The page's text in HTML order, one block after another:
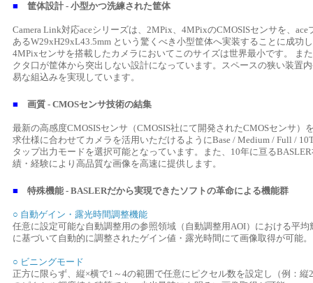
■ 筐体設計 - 小型かつ洗練された筐体
Camera Link対応aceシリーズは、2MPix、4MPixのCMOSISセンサを、ace
あるW29xH29xL43.5mm という驚くべき小型筐体へ実装することに成功
4MPixセンサを搭載したカメラにおいてこのサイズは世界最小です。 ま
クタ口が筐体から突出しない設計になっています。スペースの狭い装置
易な組込みを実現しています。
■ 画質 - CMOSセンサ技術の結集
最新の高感度CMOSISセンサ（CMOSIS社にて開発されたCMOSセンサ）
求仕様に合わせてカメラを活用いただけるようにBase / Medium / Full /
タップ出力モードを選択可能となっています。また、10年に亘る
績・経験により高品質な画像を高速に提供します。
■ 特殊機能 - BASLERだから実現できたソフトの革命による機能群
○ 自動ゲイン・露光時間調整機能
任意に設定可能な自動調整用の参照領域（自動調整用AOI）における平均
に基づいて自動的に調整されたゲイン値・露光時間にて画像取得が可能。
○ ビニングモード
正方に限らず、縦×横で1～4の範囲で任意にピクセル数を設定し（例：縦